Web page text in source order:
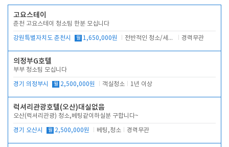
고요스테이
춘천 고요스테이 청소팀 한분 모십니다
강원특별자치도 춘천시 월 1,650,000원 전반적인 청소/세탁업무 경력무관
의정부G호텔
부부 청소팀 모십니다
경기 의정부시 월 2,500,000원 객실청소 1년 이상
럭셔리관광호텔(오산)대실없음
오산(럭셔리관광) 청소,베팅같이하실분 구합니다~
경기 오산시 월 2,500,000원 베팅,청소 경력무관